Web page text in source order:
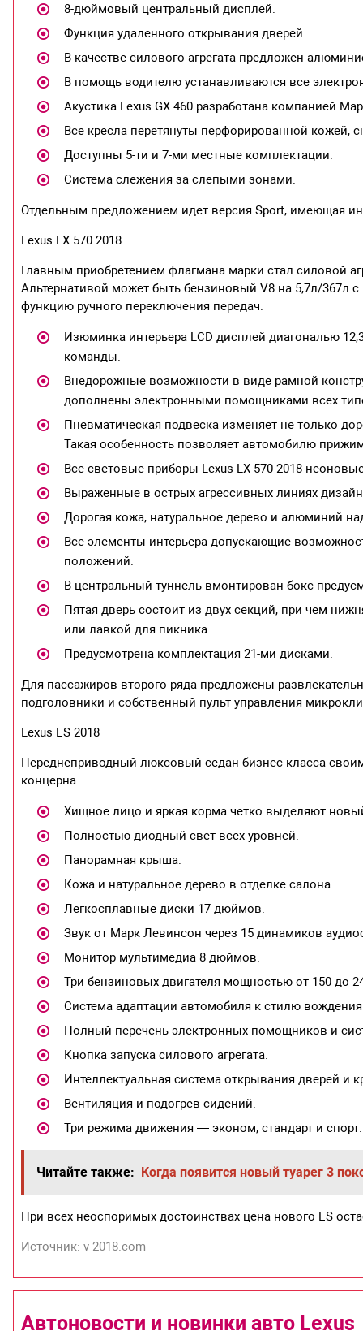
8-дюймовый центральный дисплей.
Функция удаленного открывания дверей.
В качестве силового агрегата предложен
В помощь водителю устанавливаются все
Акустика Lexus GX 460 разработана компанией
Все кресла перетянуты перфорированной кожей,
Доступны 5-ти и 7-ми местные комплектации.
Система слежения за слепыми зонами.
Отдельным предложением идет версия Sport, имеющая
Lexus LX 570 2018
Главным приобретением флагмана марки стал силовой
Альтернативой может быть бензиновый V8 на 5,7л/
функцию ручного переключения передач.
Изюминка интерьера LCD дисплей диагональю
команды.
Внедорожные возможности в виде рамной
дополнены электронными помощниками всех
Пневматическая подвеска изменяет не только
Такая особенность позволяет автомобилю
Все световые приборы Lexus LX 570 2018
Выраженные в острых агрессивных линиях
Дорогая кожа, натуральное дерево и алюминий
Все элементы интерьера допускающие
положений.
В центральный туннель вмонтирован бокс
Пятая дверь состоит из двух секций, при чем
или лавкой для пикника.
Предусмотрена комплектация 21-ми дисками.
Для пассажиров второго ряда предложены
подголовники и собственный пульт управления
Lexus ES 2018
Переднеприводный люксовый седан бизнес-класса
концерна.
Хищное лицо и яркая корма четко выделяют
Полностью диодный свет всех уровней.
Панорамная крыша.
Кожа и натуральное дерево в отделке салона.
Легкосплавные диски 17 дюймов.
Звук от Марк Левинсон через 15 динамиков
Монитор мультимедиа 8 дюймов.
Три бензиновых двигателя мощностью от 150 до
Система адаптации автомобиля к стилю
Полный перечень электронных помощников и
Кнопка запуска силового агрегата.
Интеллектуальная система открывания дверей и
Вентиляция и подогрев сидений.
Три режима движения — эконом, стандарт и спорт.
Читайте также: Когда появится новый туарег 3
При всех неоспоримых достоинствах цена нового ES
Источник: v-2018.com
Автоновости и новинки авто Lexus